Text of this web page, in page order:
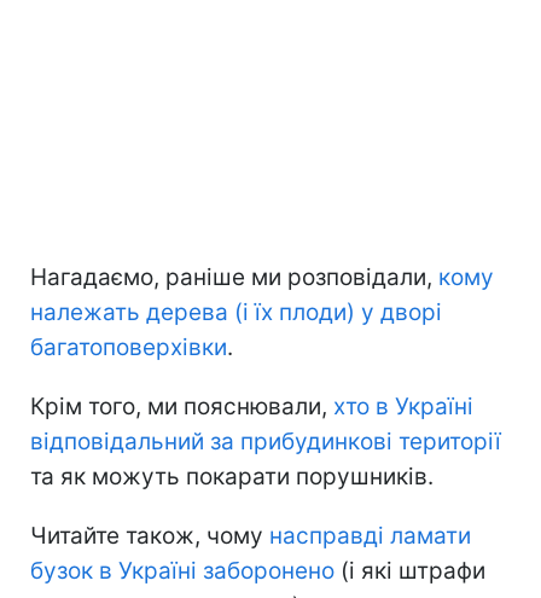
Нагадаємо, раніше ми розповідали, кому
належать дерева (і їх плоди) у дворі
багатоповерхівки.
Крім того, ми пояснювали, хто в Україні
відповідальний за прибудинкові території
та як можуть покарати порушників.
Читайте також, чому насправді ламати
бузок в Україні заборонено (і які штрафи